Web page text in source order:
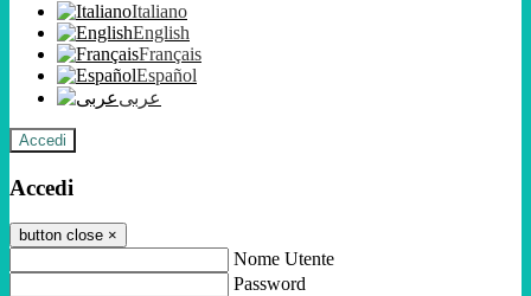
Italiano
English
Français
Español
عربى
Accedi
Accedi
button close ×
Nome Utente
Password